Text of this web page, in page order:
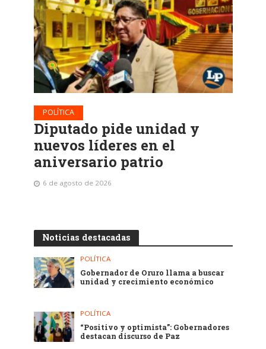
POLÍTICA
Diputado pide unidad y
nuevos líderes en el
aniversario patrio
6 de agosto de 2026
Noticias destacadas
POLÍTICA
Gobernador de Oruro llama a buscar
unidad y crecimiento económico
POLÍTICA
“Positivo y optimista”: Gobernadores
destacan discurso de Paz